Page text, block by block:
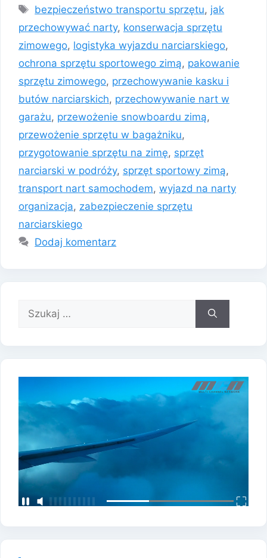
Tagi
bezpieczeństwo transportu sprzętu, jak
przechowywać narty, konserwacja sprzętu
zimowego, logistyka wyjazdu narciarskiego,
ochrona sprzętu sportowego zimą, pakowanie
sprzętu zimowego, przechowywanie kasku i
butów narciarskich, przechowywanie nart w
garażu, przewożenie snowboardu zimą,
przewożenie sprzętu w bagażniku,
przygotowanie sprzętu na zimę, sprzęt
narciarski w podróży, sprzęt sportowy zimą,
transport nart samochodem, wyjazd na narty
organizacja, zabezpieczenie sprzętu
narciarskiego
Dodaj komentarz